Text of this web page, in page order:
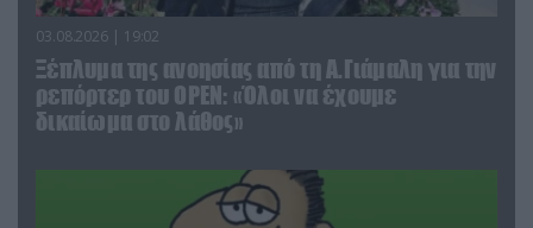
03.08.2026 | 19:02
Ξέπλυμα της ανοησίας από τη Α.Γιάμαλη για την
ρεπόρτερ του ΟΡΕΝ: «Όλοι να έχουμε
δικαίωμα στο λάθος»